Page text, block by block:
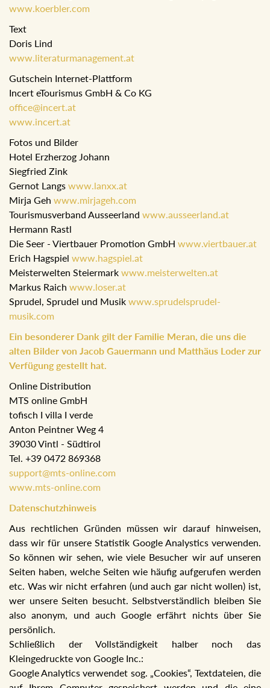
www.koerbler.com
Text
Doris Lind
www.literaturmanagement.at
Gutschein Internet-Plattform
Incert eTourismus GmbH & Co KG
office@incert.at
www.incert.at
Fotos und Bilder
Hotel Erzherzog Johann
Siegfried Zink
Gernot Langs www.lanxx.at
Mirja Geh www.mirjageh.com
Tourismusverband Ausseerland www.ausseerland.at
Hermann Rastl
Die Seer - Viertbauer Promotion GmbH www.viertbauer.at
Erich Hagspiel www.hagspiel.at
Meisterwelten Steiermark www.meisterwelten.at
Markus Raich www.loser.at
Sprudel, Sprudel und Musik www.sprudelsprudel-
musik.com
Ein besonderer Dank gilt der Familie Meran, die uns die
alten Bilder von Jacob Gauermann und Matthäus Loder zur
Verfügung gestellt hat.
Online Distribution
MTS online GmbH
tofisch I villa I verde
Anton Peintner Weg 4
39030 Vintl - Südtirol
Tel. +39 0472 869368
support@mts-online.com
www.mts-online.com
Datenschutzhinweis
Aus rechtlichen Gründen müssen wir darauf hinweisen,
dass wir für unsere Statistik Google Analystics verwenden.
So können wir sehen, wie viele Besucher wir auf unseren
Seiten haben, welche Seiten wie häufig aufgerufen werden
etc. Was wir nicht erfahren (und auch gar nicht wollen) ist,
wer unsere Seiten besucht. Selbstverständlich bleiben Sie
also anonym, und auch Google erfährt nichts über Sie
persönlich.
Schließlich der Vollständigkeit halber noch das
Kleingedruckte von Google Inc.:
Google Analytics verwendet sog. „Cookies“, Textdateien, die